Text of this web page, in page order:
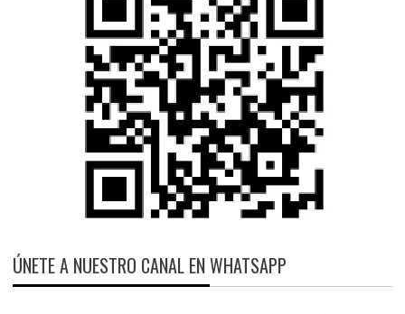
ÚNETE A NUESTRO CANAL EN WHATSAPP